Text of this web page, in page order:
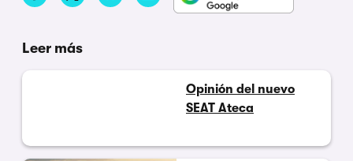
Leer más
Opinión del nuevo
SEAT Ateca